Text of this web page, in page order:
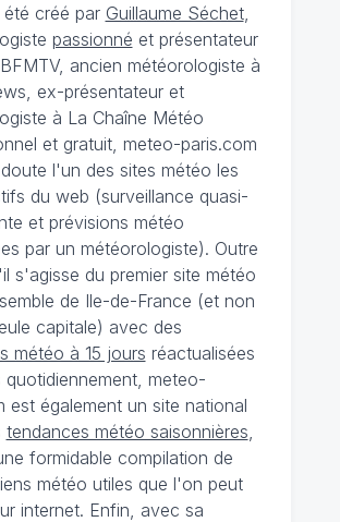
été créé par Guillaume Séchet,
passionné et présentateur
ancien météorologiste à
ex-présentateur et
à La Chaîne Météo
et gratuit, meteo-paris.com
l'un des sites météo les
du web (surveillance quasi-
et prévisions météo
par un météorologiste). Outre
s'agisse du premier site météo
de Ile-de-France (et non
capitale) avec des
météo à 15 jours réactualisées
quotidiennement, meteo-
est également un site national
tendances météo saisonnières
formidable compilation de
météo utiles que l'on peut
internet. Enfin, avec sa